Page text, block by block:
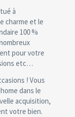
à
charme et le
100 %
pour votre
etc…
! Vous
dans le
acquisition,
votre bien.